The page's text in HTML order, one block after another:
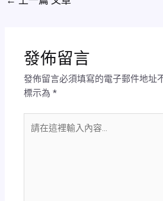
發佈留言
發佈留言必須填寫的電子郵件地址
標示為*
在